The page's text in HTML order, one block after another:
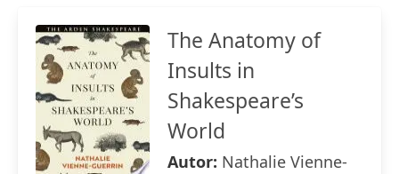
The Anatomy of
Insults in
Shakespeare’s
World
Autor: Nathalie Vienne-